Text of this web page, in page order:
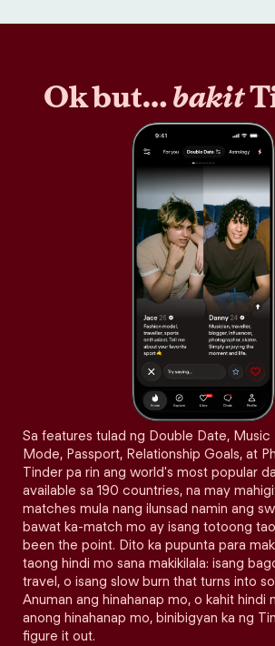
Ok but…bakit
Sa features tulad ng Double Date,
Mode, Passport, Relationship Goals, at
Tinder pa rin ang world's most popular
available sa 190 countries, na may
matches mula nang ilunsad namin ang
bawat ka-match mo ay isang totoong
been the point. Dito ka pupunta para
taong hindi mo sana makikilala: isang
travel, o isang slow burn that turns into
Anuman ang hinahanap mo, o kahit hindi
anong hinahanap mo, binibigyan ka ng
figure it out.